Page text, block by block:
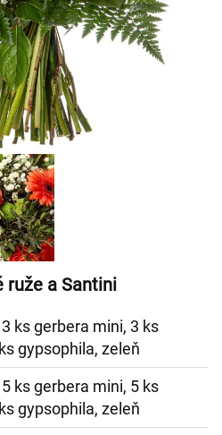
ruže a Santini
ks gerbera mini, 3 ks
gypsophila, zeleň
ks gerbera mini, 5 ks
gypsophila, zeleň